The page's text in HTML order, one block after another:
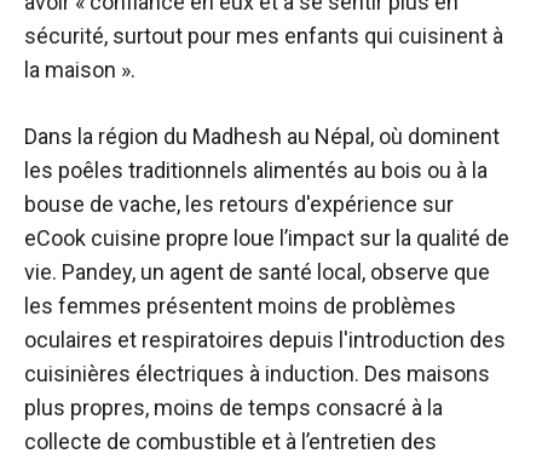
sécurité, surtout pour mes enfants qui cuisinent à
la maison ».
Dans la région du Madhesh au Népal, où dominent
les poêles traditionnels alimentés au bois ou à la
bouse de vache, les retours d'expérience sur
eCook cuisine propre loue l’impact sur la qualité de
vie. Pandey, un agent de santé local, observe que
les femmes présentent moins de problèmes
oculaires et respiratoires depuis l'introduction des
cuisinières électriques à induction. Des maisons
plus propres, moins de temps consacré à la
collecte de combustible et à l’entretien des